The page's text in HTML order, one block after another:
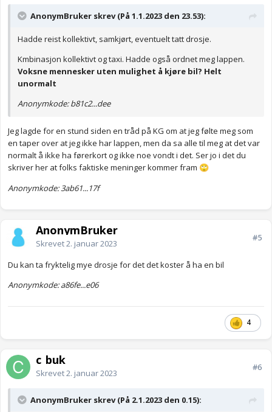
AnonymBruker skrev (På 1.1.2023 den 23.53):
Hadde reist kollektivt, samkjørt, eventuelt tatt drosje.
Kmbinasjon kollektivt og taxi. Hadde også ordnet meg lappen.
Voksne mennesker uten mulighet å kjøre bil? Helt
unormalt
Anonymkode: b81c2...dee
Jeg lagde for en stund siden en tråd på KG om at jeg følte meg som
en taper over at jeg ikke har lappen, men da sa alle til meg at det var
normalt å ikke ha førerkort og ikke noe vondt i det. Ser jo i det du
skriver her at folks faktiske meninger kommer fram 🙄
Anonymkode: 3ab61...17f
AnonymBruker
Skrevet2. januar 2023
#5
Du kan ta fryktelig mye drosje for det det koster å ha en bil
Anonymkode: a86fe...e06
4
c_buk
Skrevet2. januar 2023
#6
AnonymBruker skrev (På 2.1.2023 den 0.15):